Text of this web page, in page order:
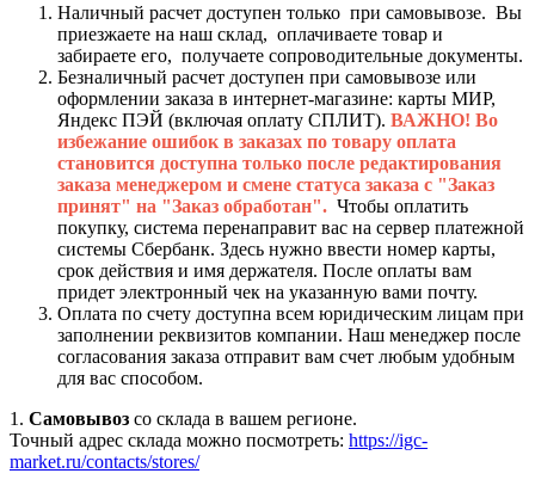
Наличный расчет доступен только при самовывозе. Вы
приезжаете на наш склад, оплачиваете товар и
забираете его, получаете сопроводительные документы.
Безналичный расчет доступен при самовывозе или
оформлении заказа в интернет-магазине: карты МИР,
Яндекс ПЭЙ (включая оплату СПЛИТ). ВАЖНО! Во
избежание ошибок в заказах по товару оплата
становится доступна только после редактирования
заказа менеджером и смене статуса заказа с "Заказ
принят" на "Заказ обработан". Чтобы оплатить
покупку, система перенаправит вас на сервер платежной
системы Сбербанк. Здесь нужно ввести номер карты,
срок действия и имя держателя. После оплаты вам
придет электронный чек на указанную вами почту.
Оплата по счету доступна всем юридическим лицам при
заполнении реквизитов компании. Наш менеджер после
согласования заказа отправит вам счет любым удобным
для вас способом.
1. Самовывоз со склада в вашем регионе.
Точный адрес склада можно посмотреть: https://igc-
market.ru/contacts/stores/